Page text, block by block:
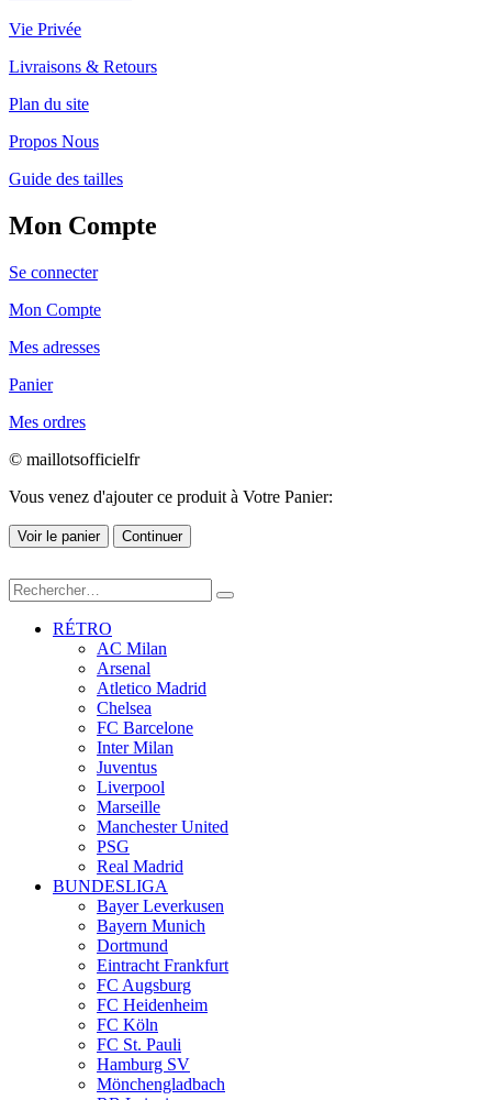
Vie Privée
Livraisons & Retours
Plan du site
Propos Nous
Guide des tailles
Mon Compte
Se connecter
Mon Compte
Mes adresses
Panier
Mes ordres
© maillotsofficielfr
Vous venez d'ajouter ce produit à Votre Panier:
Voir le panier Continuer
RÉTRO
AC Milan
Arsenal
Atletico Madrid
Chelsea
FC Barcelone
Inter Milan
Juventus
Liverpool
Marseille
Manchester United
PSG
Real Madrid
BUNDESLIGA
Bayer Leverkusen
Bayern Munich
Dortmund
Eintracht Frankfurt
FC Augsburg
FC Heidenheim
FC Köln
FC St. Pauli
Hamburg SV
Mönchengladbach